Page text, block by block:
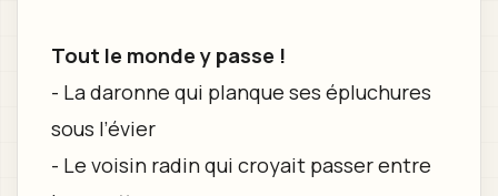
Tout le monde y passe !
- La daronne qui planque ses épluchures
sous l’évier
- Le voisin radin qui croyait passer entre